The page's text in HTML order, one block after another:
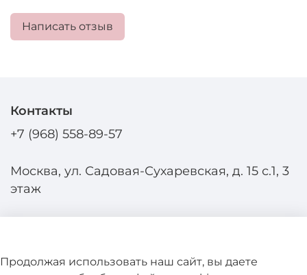
Написать отзыв
Контакты
+7 (968) 558-89-57
Москва, ул. Садовая-Сухаревская, д. 15 с.1, 3
этаж
Продолжая использовать наш сайт, вы даете